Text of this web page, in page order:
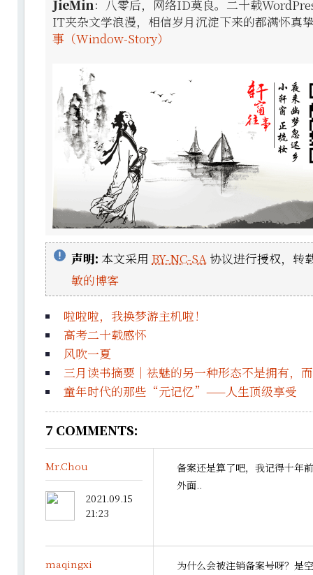
JieMin：八零后，网络ID莫良。二十载
IT夹杂文学浪漫，相信岁月沉淀下来的都满怀真
事（Window-Story）
声明: 本文采用 BY-NC-SA 协议进行授权，转
敏的博客
啦啦啦，我换梦游主机啦！
高考二十载感怀
风吹一夏
三月读书摘要｜祛魅的另一种形态不是拥有，
童年时代的那些“元记忆”——人生顶级享受
7 COMMENTS:
备案还是算了吧，我记得十年
外面..
Mr.Chou
2021.09.15
21:23
为什么会被注销备案号呀？是
maqingxi